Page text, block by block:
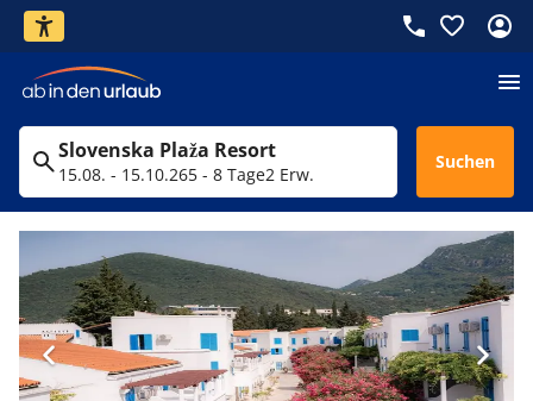
Slovenska Plaža Resort
15.08. - 15.10.265 - 8 Tage2 Erw.
Suchen